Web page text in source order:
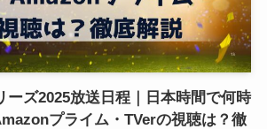
ーズ2025放送日程｜日本時間で何時
プライム・TVerの視聴は？徹